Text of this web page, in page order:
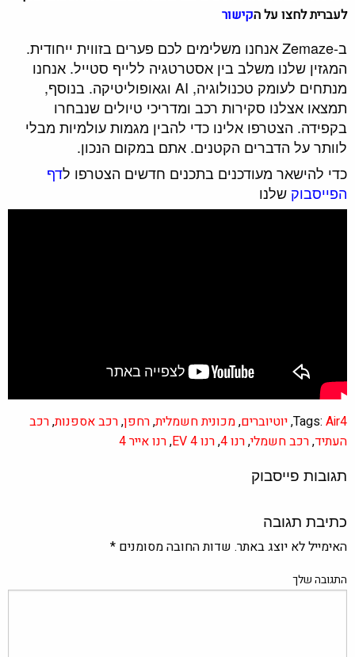
לעברית לחצו על הקישור
ב-Zemaze אנחנו משלימים לכם פערים בזווית ייחודית.
המגזין שלנו משלב בין אסטרטגיה ללייף סטייל. אנחנו
מנתחים לעומק טכנולוגיה, AI וגאופוליטיקה. בנוסף,
תמצאו אצלנו סקירות רכב ומדריכי טיולים שנבחרו
בקפידה. הצטרפו אלינו כדי להבין מגמות עולמיות מבלי
לוותר על הדברים הקטנים. אתם במקום הנכון.
כדי להישאר מעודכנים בתכנים חדשים הצטרפו לדף
הפייסבוק שלנו
Tags: Air4
,יוטיוברים,מכונית חשמלית,רחפן,רכב אספנות,רכב
העתיד,רכב חשמלי,רנו 4 ,רנו 4 EV ,רנו אייר 4
תגובות פייסבוק
כתיבת תגובה
האימייל לא יוצג באתר. שדות החובה מסומנים *
התגובה שלך